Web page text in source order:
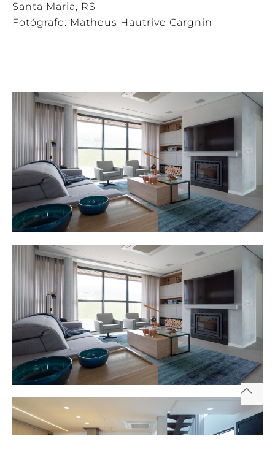
Santa Maria, RS
Fotógrafo: Matheus Hautrive Cargnin